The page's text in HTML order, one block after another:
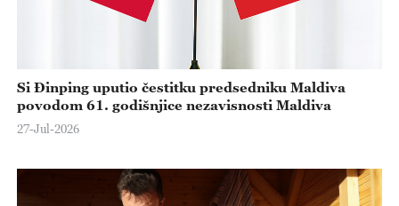
Si Đinping uputio čestitku predsedniku Maldiva
povodom 61. godišnjice nezavisnosti Maldiva
27-Jul-2026